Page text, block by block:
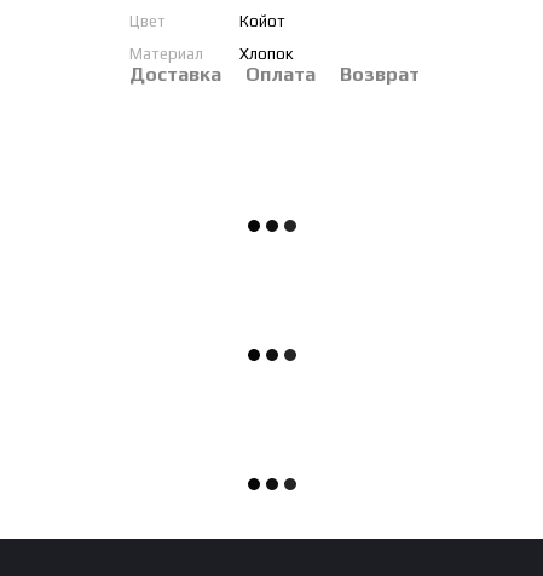
Цвет
Койот
Материал
Хлопок
Доставка Оплата Возврат